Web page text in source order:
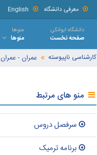
معرفی دانشگاه English
دانشگاه ایوانکی
صفحه نخست
منوها
منوها
کارشناسی ناپیوسته عمران - عمران
منو های مرتبط
سرفصل دروس
برنامه ترمیک